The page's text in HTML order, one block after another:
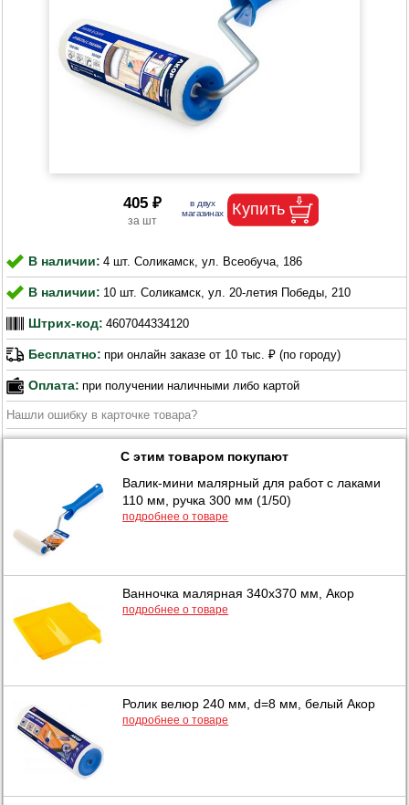
405 ₽
В наличии: 4 шт. Соликамск, ул. Всеобуча, 186
В наличии: 10 шт. Соликамск, ул. 20-летия Победы, 210
Штрих-код: 4607044334120
Бесплатно: при онлайн заказе от 10 тыс. ₽ (по городу)
Оплата: при получении наличными либо картой
Нашли ошибку в карточке товара?
С этим товаром покупают
Валик-мини малярный для работ с лаками
110 мм, ручка 300 мм (1/50)
подробнее о товаре
Ванночка малярная 340х370 мм, Акор
подробнее о товаре
Ролик велюр 240 мм, d=8 мм, белый Акор
подробнее о товаре